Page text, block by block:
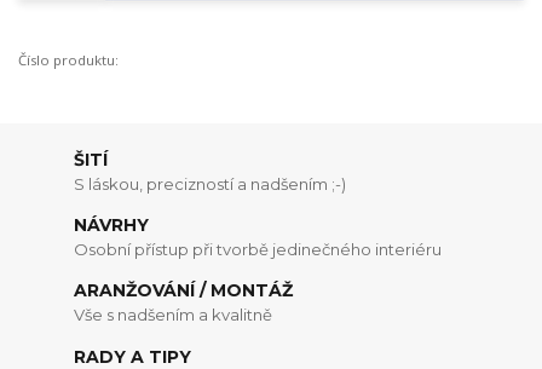
Číslo produktu:
ŠITÍ
S láskou, precizností a nadšením ;-)
NÁVRHY
Osobní přístup při tvorbě jedinečného interiéru
ARANŽOVÁNÍ / MONTÁŽ
Vše s nadšením a kvalitně
RADY A TIPY